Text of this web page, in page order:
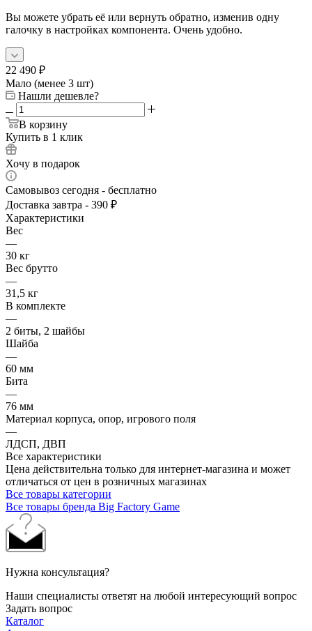
Вы можете убрать её или вернуть обратно, изменив одну
галочку в настройках компонента. Очень удобно.
22 490 ₽
Мало (менее 3 шт)
Нашли дешевле?
В корзину
Купить в 1 клик
Хочу в подарок
Самовывоз сегодня - бесплатно
Доставка завтра - 390 ₽
Характеристики
Вес
—
30 кг
Вес брутто
—
31,5 кг
В комплекте
—
2 биты, 2 шайбы
Шайба
—
60 мм
Бита
—
76 мм
Материал корпуса, опор, игрового поля
—
ЛДСП, ДВП
Все характеристики
Цена действительна только для интернет-магазина и может
отличаться от цен в розничных магазинах
Все товары категории
Все товары бренда Big Factory Game
Нужна консультация?
Наши специалисты ответят на любой интересующий вопрос
Задать вопрос
Каталог